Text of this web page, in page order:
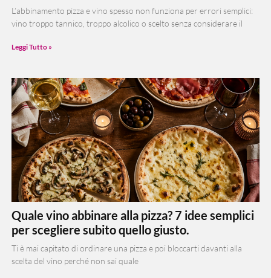
L’abbinamento pizza e vino spesso non funziona per errori semplici:
vino troppo tannico, troppo alcolico o scelto senza considerare il
Leggi Tutto »
Quale vino abbinare alla pizza? 7 idee semplici
per scegliere subito quello giusto.
Ti è mai capitato di ordinare una pizza e poi bloccarti davanti alla
scelta del vino perché non sai quale